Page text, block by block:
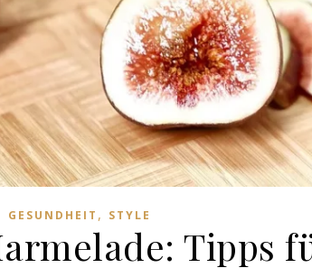
GESUNDHEIT , STYLE
Tipps